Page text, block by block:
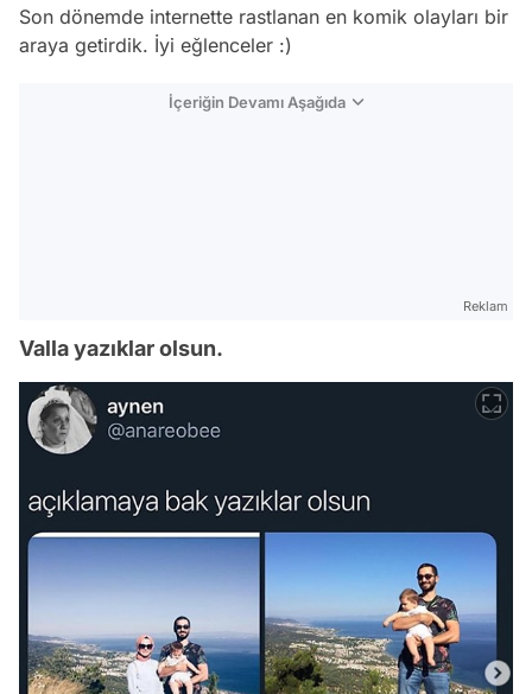
Son dönemde internette rastlanan en komik olayları bir
araya getirdik. İyi eğlenceler :)
İçeriğin Devamı Aşağıda
Reklam
Valla yazıklar olsun.